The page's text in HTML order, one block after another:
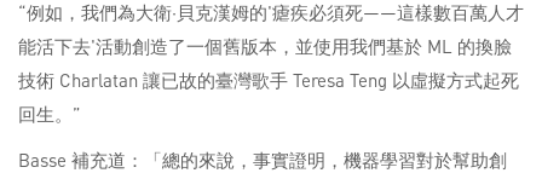
“例如，我們為大衛·貝克漢姆的'瘧疾必須死——這樣數百萬人才
能活下去'活動創造了一個舊版本，並使用我們基於 ML 的換臉
技術 Charlatan 讓已故的臺灣歌手 Teresa Teng 以虛擬方式起死
回生。”
Basse 補充道：「總的來說，事實證明，機器學習對於幫助創